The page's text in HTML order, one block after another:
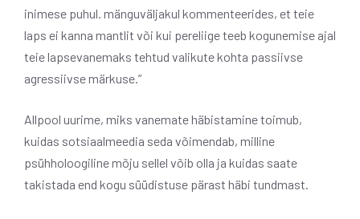
inimese puhul. mänguväljakul kommenteerides, et teie
laps ei kanna mantlit või kui pereliige teeb kogunemise ajal
teie lapsevanemaks tehtud valikute kohta passiivse
agressiivse märkuse.”
Allpool uurime, miks vanemate häbistamine toimub,
kuidas sotsiaalmeedia seda võimendab, milline
psühholoogiline mõju sellel võib olla ja kuidas saate
takistada end kogu süüdistuse pärast häbi tundmast.